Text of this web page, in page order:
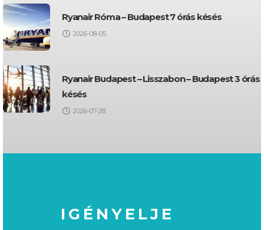
Ryanair Róma – Budapest 7 órás késés
2026-08-05
Ryanair Budapest – Lisszabon – Budapest 3 órás
késés
2026-07-28
IGÉNYELJE